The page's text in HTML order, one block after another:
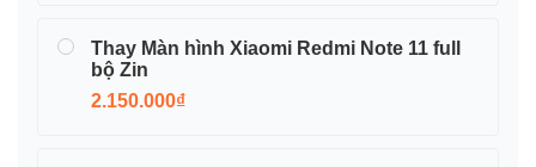
Thay Màn hình Xiaomi Redmi Note 11 full
bộ Zin
2.150.000₫